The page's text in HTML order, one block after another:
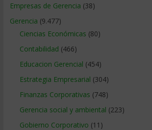
Empresas de Gerencia (38)
Gerencia (9.477)
Ciencias Económicas (80)
Contabilidad (466)
Educacion Gerencial (454)
Estrategia Empresarial (304)
Finanzas Corporativas (748)
Gerencia social y ambiental (223)
Gobierno Corporativo (11)